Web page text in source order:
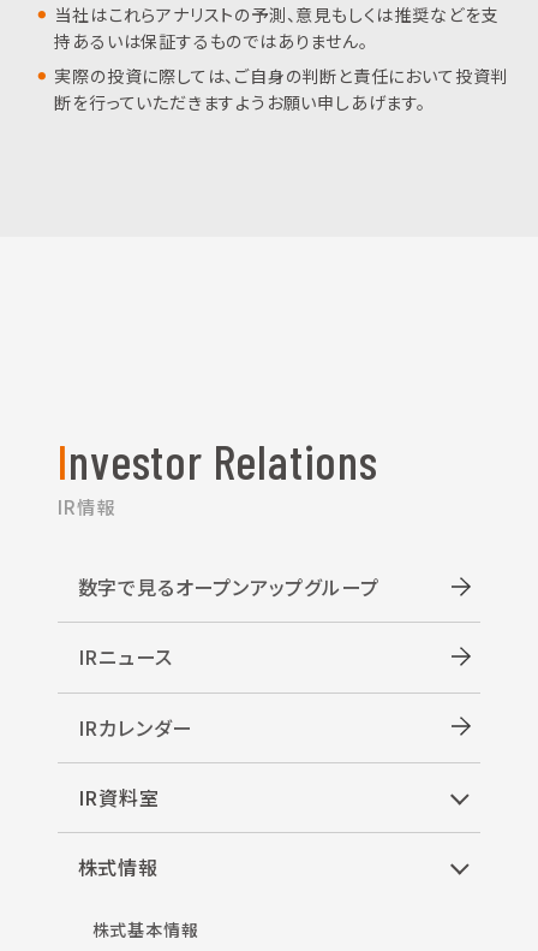
当社はこれらアナリストの予測、意見もしくは推奨などを支
持あるいは保証するものではありません。
実際の投資に際しては、ご自身の判断と責任において投資判
断を行っていただきますようお願い申しあげます。
Investor Relations
IR情報
数字で見るオープンアップグループ
IRニュース
IRカレンダー
IR資料室
株式情報
株式基本情報